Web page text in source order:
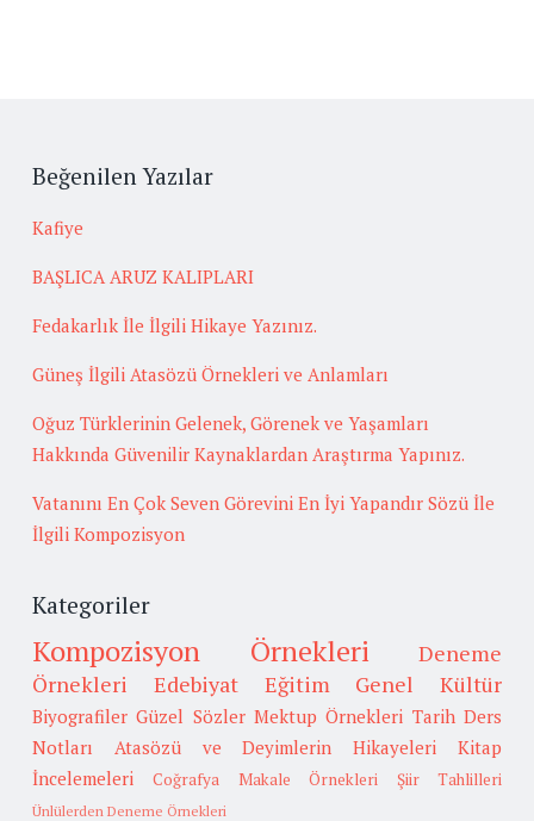
Beğenilen Yazılar
Kafiye
BAŞLICA ARUZ KALIPLARI
Fedakarlık İle İlgili Hikaye Yazınız.
Güneş İlgili Atasözü Örnekleri ve Anlamları
Oğuz Türklerinin Gelenek, Görenek ve Yaşamları
Hakkında Güvenilir Kaynaklardan Araştırma Yapınız.
Vatanını En Çok Seven Görevini En İyi Yapandır Sözü İle
İlgili Kompozisyon
Kategoriler
Kompozisyon Örnekleri
Deneme
Örnekleri
Edebiyat Eğitim Genel Kültür
Biyografiler Güzel Sözler Mektup Örnekleri Tarih Ders
Notları
Atasözü ve Deyimlerin Hikayeleri
Kitap
İncelemeleri
Coğrafya Makale Örnekleri Şiir Tahlilleri
Ünlülerden Deneme Örnekleri